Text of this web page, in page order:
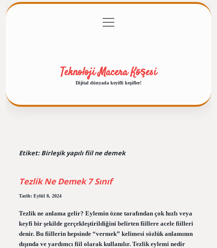
Gizlilik Politikası
menüyü
aç
Teknoloji Macera Köşesi
Dijital dünyada keyifli keşifler!
Etiket:Birleşik yapılı fiil ne demek
Tezlik Ne Demek 7 Sınıf
Tarih: Eylül 8, 2024
Tezlik ne anlama gelir? Eylemin özne tarafından çok hızlı veya
keyfi bir şekilde gerçekleştirildiğini belirten fiillere acele fiilleri
denir. Bu fiillerin hepsinde “vermek” kelimesi sözlük anlamının
dışında ve yardımcı fiil olarak kullanılır. Tezlik eylemi nedir